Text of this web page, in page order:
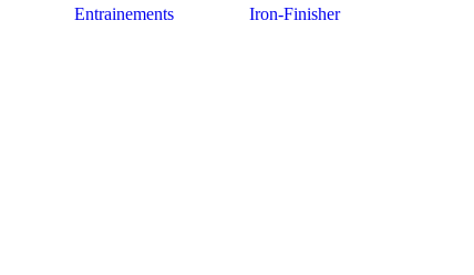
Entrainements Iron-Finisher